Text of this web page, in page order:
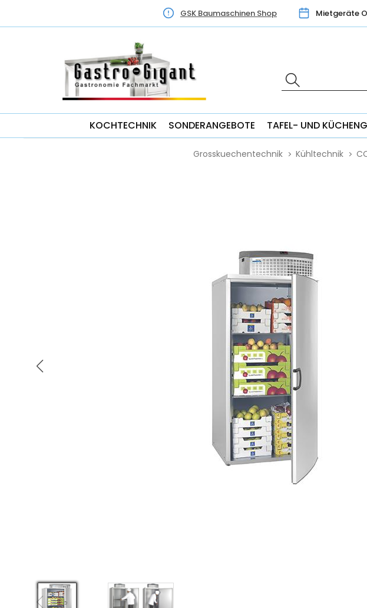
GSK Baumaschinen Shop Mietgeräte
KOCHTECHNIK SONDERANGEBOTE TAFEL- UND
Grosskuechentechnik Kühltechnik